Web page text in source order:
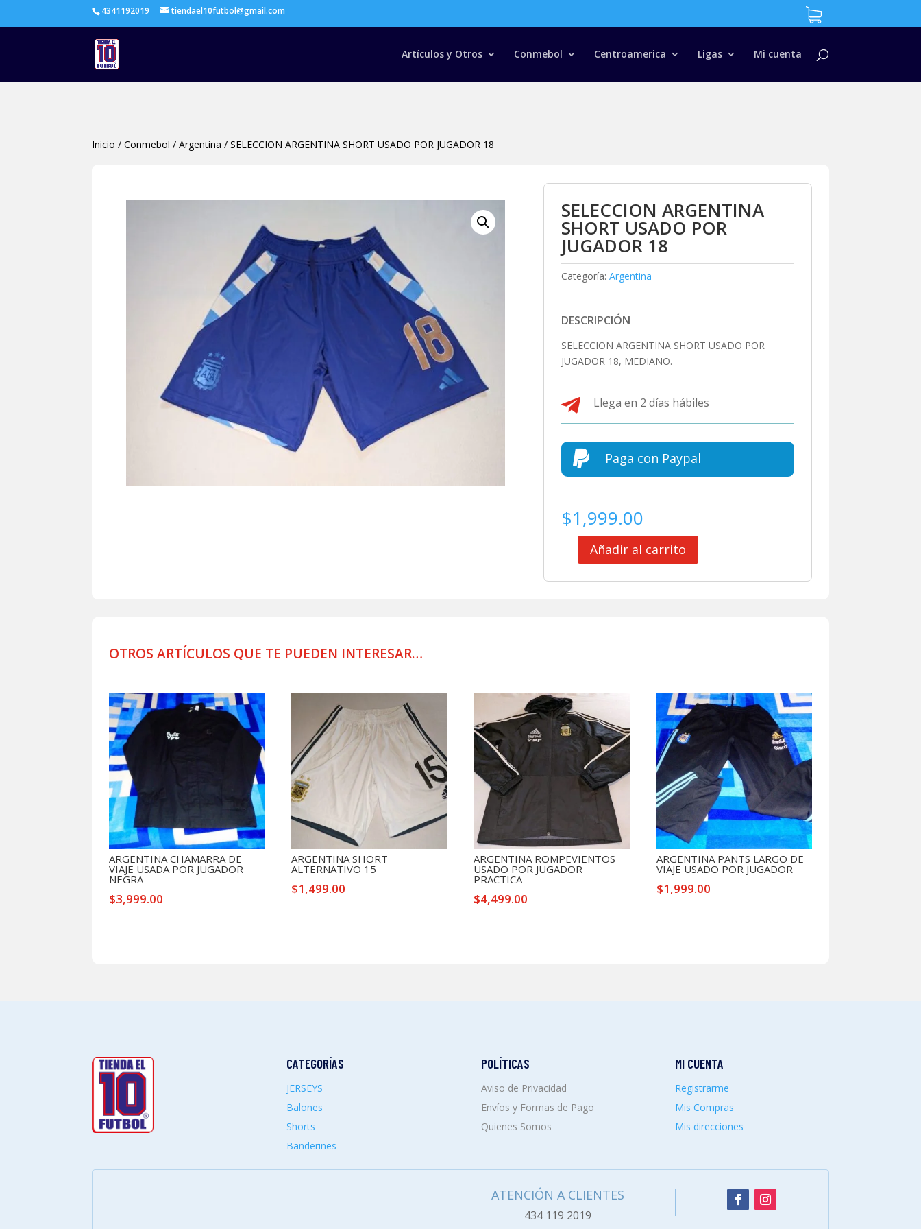
4341192019 tiendael10futbol@gmail.com
Artículos y Otros Conmebol Centroamerica Ligas Mi cuenta
Búsqueda
productos
Inicio /Conmebol /Argentina /SELECCION ARGENTINA SHORT USADO POR JUGADOR 18
SELECCION ARGENTINA
SHORT USADO POR
JUGADOR 18
Categoría: Argentina
DESCRIPCIÓN
SELECCION ARGENTINA SHORT USADO POR
JUGADOR 18, MEDIANO.
 Llega en 2 días hábiles
 Paga con Paypal
$1,999.00
SELECCIONAñadir al carrito
OTROS ARTÍCULOS QUE TE PUEDEN INTERESAR…
ARGENTINA CHAMARRA DE
VIAJE USADA POR JUGADOR
NEGRA
$3,999.00
ARGENTINA SHORT
ALTERNATIVO 15
$1,499.00
ARGENTINA ROMPEVIENTOS
USADO POR JUGADOR
PRACTICA
$4,499.00
ARGENTINA PANTS LARGO DE
VIAJE USADO POR JUGADOR
$1,999.00
CATEGORÍAS
JERSEYS
Balones
Shorts
Banderines
POLÍTICAS
Aviso de Privacidad
Envíos y Formas de Pago
Quienes Somos
MI CUENTA
Registrarme
Mis Compras
Mis direcciones
ATENCIÓN A CLIENTES
434 119 2019